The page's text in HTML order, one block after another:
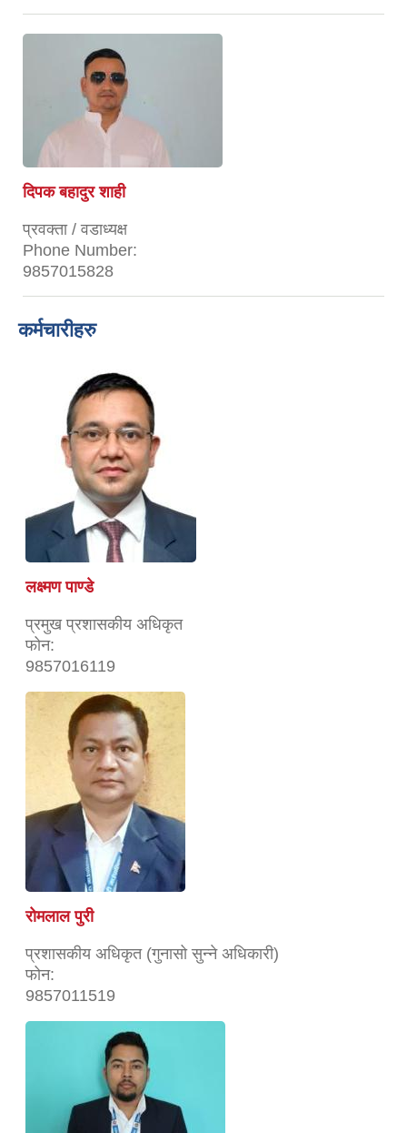
दिपक बहादुर शाही
प्रवक्ता / वडाध्यक्ष
Phone Number:
9857015828
कर्मचारीहरु
लक्ष्मण पाण्डे
प्रमुख प्रशासकीय अधिकृत
फोन:
9857016119
रोमलाल पुरी
प्रशासकीय अधिकृत (गुनासो सुन्ने अधिकारी)
फोन:
9857011519